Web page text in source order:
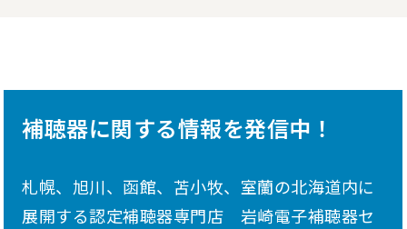
補聴器に関する情報を発信中！
札幌、旭川、函館、苫小牧、室蘭の北海道内に
展開する認定補聴器専門店 岩崎電子補聴器セ